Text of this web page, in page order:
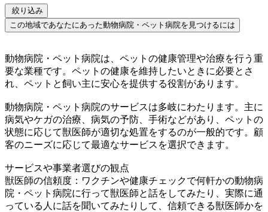
絞り込み
この地域であなたにあった動物病院・ペット病院を見つけるには
動物病院・ペット病院は、ペットの健康管理や治療を行う重
要な業種です。ペットの健康を維持したいときに必要とさ
れ、ペットと飼い主に安心を提供する役割があります。
動物病院・ペット病院のサービスは多岐にわたります。主に
病気やケガの治療、病気の予防、手術などがあり、ペットの
状態に応じて獣医師が適切な処置をするのが一般的です。顧
客のニーズに応じて最適なサービスを選択できます。
サービスや事業者選びの観点
獣医師の信頼度：ワクチンや健康チェックで何軒かの動物病
院・ペット病院に行って獣医師と話をしてみたり、実際に通
っている人に話を聞いてみたりして、信頼できる獣医師かを